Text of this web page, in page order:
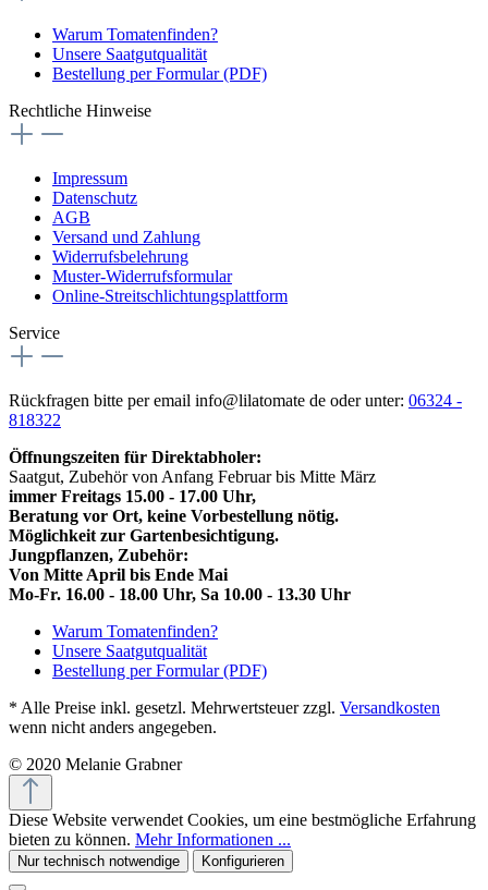
Warum Tomatenfinden?
Unsere Saatgutqualität
Bestellung per Formular (PDF)
Rechtliche Hinweise
Impressum
Datenschutz
AGB
Versand und Zahlung
Widerrufsbelehrung
Muster-Widerrufsformular
Online-Streitschlichtungsplattform
Service
Rückfragen bitte per email info@lilatomate de oder unter: 06324 -
818322
Öffnungszeiten für Direktabholer:
Saatgut, Zubehör von Anfang Februar bis Mitte März
immer Freitags 15.00 - 17.00 Uhr,
Beratung vor Ort, keine Vorbestellung nötig.
Möglichkeit zur Gartenbesichtigung.
Jungpflanzen, Zubehör:
Von Mitte April bis Ende Mai
Mo-Fr. 16.00 - 18.00 Uhr, Sa 10.00 - 13.30 Uhr
Warum Tomatenfinden?
Unsere Saatgutqualität
Bestellung per Formular (PDF)
* Alle Preise inkl. gesetzl. Mehrwertsteuer zzgl. Versandkosten
wenn nicht anders angegeben.
© 2020 Melanie Grabner
Diese Website verwendet Cookies, um eine bestmögliche Erfahrung
bieten zu können. Mehr Informationen ...
Nur technisch notwendige Konfigurieren